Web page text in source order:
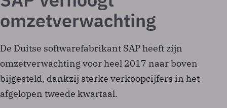
omzetverwachting
De Duitse softwarefabrikant SAP heeft zijn
omzetverwachting voor heel 2017 naar boven
bijgesteld, dankzij sterke verkoopcijfers in het
afgelopen tweede kwartaal.